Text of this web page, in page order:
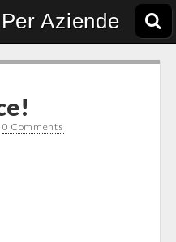
Aziende
0 Comments